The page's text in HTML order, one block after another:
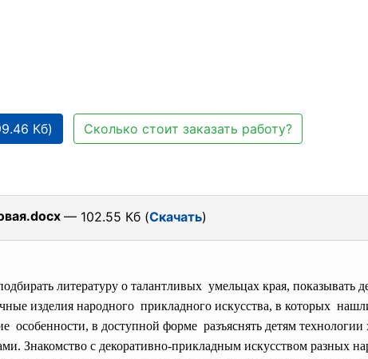
Кб) Сколько стоит заказать работу?
— 102.55 Кб (Скачать)
литературу о талантливых умельцах края,
изделия народного прикладного искусства, в которых
особенности, в доступной форме разъяснять детям
Знакомство с декоративно-прикладным искусством разных